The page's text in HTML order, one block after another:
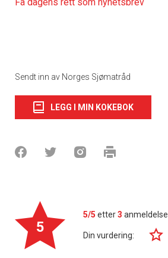
Sendt inn av Norges Sjømatråd
LEGG I MIN KOKEBOK
5
5/5 etter3
Din vurdering: